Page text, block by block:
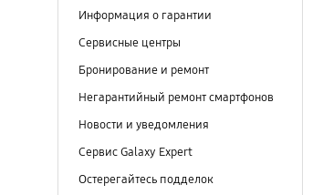
Информация о гарантии
Сервисные центры
Бронирование и ремонт
Негарантийный ремонт смартфонов
Новости и уведомления
Сервис Galaxy Expert
Остерегайтесь подделок